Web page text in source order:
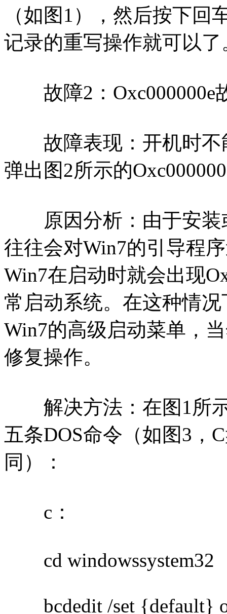
（如图1），然后按下
记录的重写操作就可以了
故障2：Oxc000000e
故障表现：开机时不
弹出图2所示的
原因分析：由于安装
往往会对Win7的引导程
Win7在启动时就会出现
常启动系统。在这种情
Win7的高级启动菜单，
修复操作。
解决方法：在图1所示
五条DOS命令（如图3，
同）：
c：
cd windowssystem32
bcdedit /set {default}